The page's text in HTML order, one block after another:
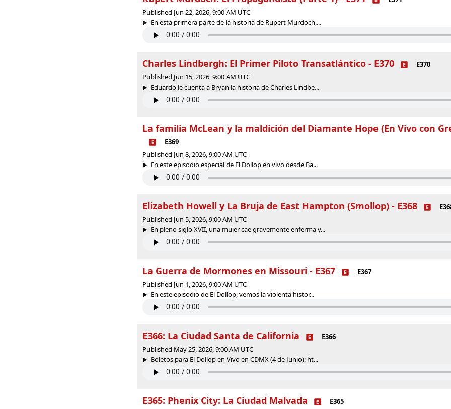
Published Jun 22, 2026, 9:00 AM UTC
En esta primera parte de la historia de Rupert Murdoch,...
Charles Lindbergh: El Primer Piloto Transatlántico - E370
E370
Published Jun 15, 2026, 9:00 AM UTC
Eduardo le cuenta a Bryan la historia de Charles Lindbe...
La familia McLean y la maldición del Diamante Hope (En Vivo con
E369
Published Jun 8, 2026, 9:00 AM UTC
En este episodio especial de El Dollop en vivo desde Ba...
Elizabeth Howell y La Bruja de East Hampton (Smollop) - E368
Published Jun 5, 2026, 9:00 AM UTC
En pleno siglo XVII, una mujer cae gravemente enferma y...
La Guerra de Mormones en Missouri - E367
E367
Published Jun 1, 2026, 9:00 AM UTC
En este episodio de El Dollop, vemos la violenta histor...
E366: La Ciudad Santa de California
E366
Published May 25, 2026, 9:00 AM UTC
Boletos para El Dollop en Vivo en CDMX (4 de Junio): ht...
E365: Phenix City: La Ciudad Malvada
E365